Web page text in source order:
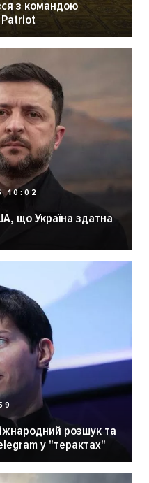
з командою
Patriot
10:02
що Україна здатна
розшук та
у "терактах"